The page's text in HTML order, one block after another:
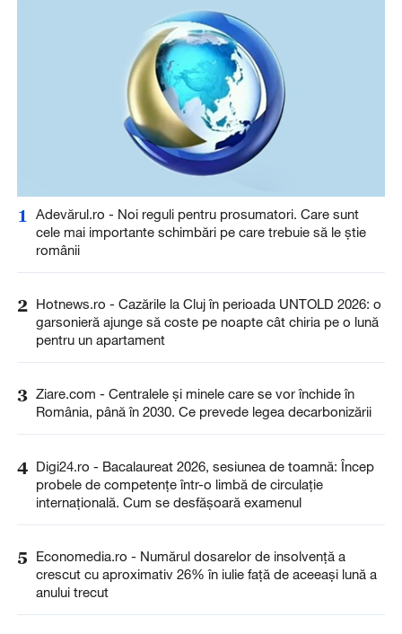
1
Adevărul.ro - Noi reguli pentru prosumatori. Care sunt
cele mai importante schimbări pe care trebuie să le știe
românii
2 Hotnews.ro - Cazările la Cluj în perioada UNTOLD 2026: o
garsonieră ajunge să coste pe noapte cât chiria pe o lună
pentru un apartament
3 Ziare.com - Centralele și minele care se vor închide în
România, până în 2030. Ce prevede legea decarbonizării
4 Digi24.ro - Bacalaureat 2026, sesiunea de toamnă: Încep
probele de competențe într-o limbă de circulație
internațională. Cum se desfășoară examenul
5
Economedia.ro - Numărul dosarelor de insolvenţă a
crescut cu aproximativ 26% în iulie față de aceeași lună a
anului trecut